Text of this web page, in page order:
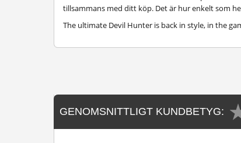
tillsammans med ditt köp. Det är hur enkelt som
The ultimate Devil Hunter is back in style, in the
GENOMSNITTLIGT KUNDBETYG: